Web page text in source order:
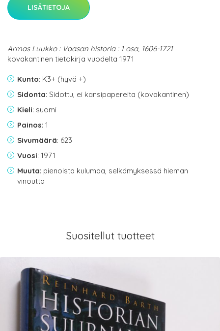
LISÄTIETOJA
Armas Luukko : Vaasan historia : 1 osa, 1606-1721-
kovakantinen tietokirja vuodelta 1971
Kunto: K3+ (hyvä +)
Sidonta: Sidottu, ei kansipapereita (kovakantinen)
Kieli: suomi
Painos: 1
Sivumäärä: 623
Vuosi: 1971
Muuta: pienoista kulumaa, selkämyksessä hieman
vinoutta
Suositellut tuotteet